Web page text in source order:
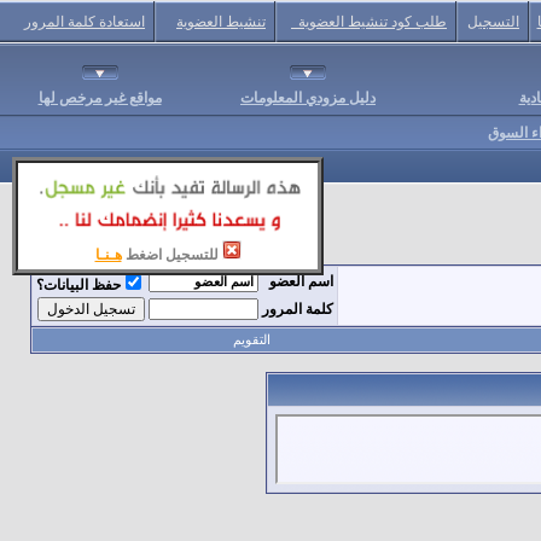
للتسجيل اضغط هـنـا
التسجيل طلب كود تنشيط العضوية تنشيط العضوية استعادة كلمة المرور
دليل مزودي المعلومات مواقع غير مرخص لها
السوق
اسم العضو
حفظ البيانات؟
كلمة المرور
التقويم